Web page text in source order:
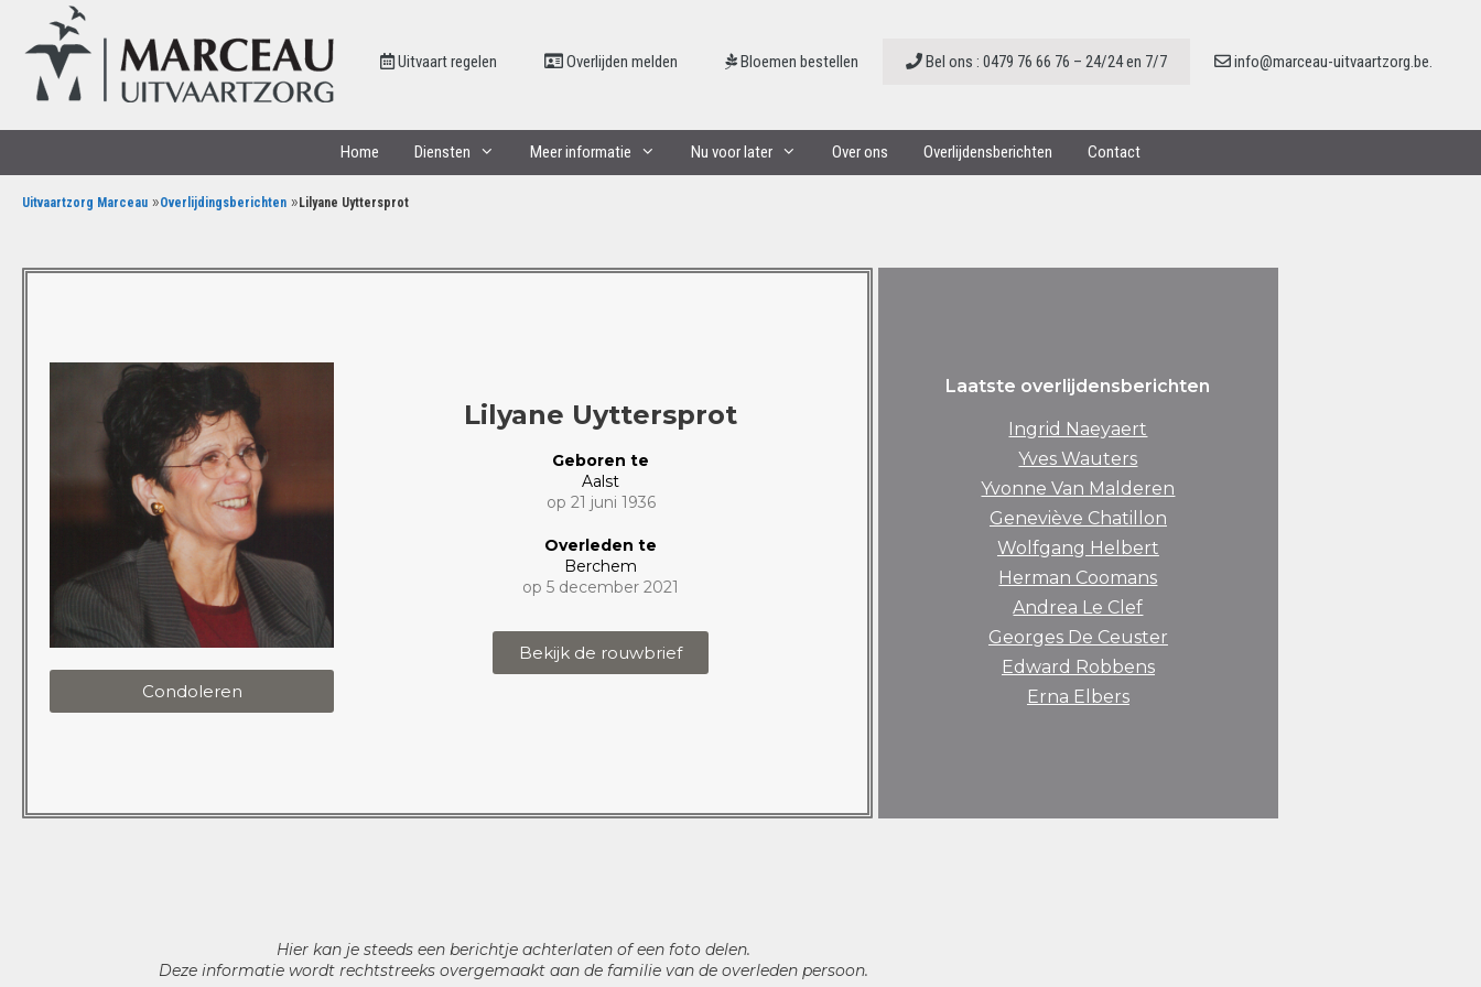
Uitvaart regelen Overlijden melden Bloemen bestellen Bel ons : 0479 76 66 76 – 24/24 en 7/7 info@marceau-uitvaartzorg.be.
Home Diensten Meer informatie Nu voor later Over ons Overlijdensberichten Contact
Uitvaartzorg Marceau »Overlijdingsberichten » Lilyane Uyttersprot
Condoleren
Lilyane Uyttersprot
Geboren te
Aalst
op 21 juni 1936
Overleden te
Berchem
op 5 december 2021
Bekijk de rouwbrief
Laatste overlijdensberichten
Ingrid Naeyaert
Yves Wauters
Yvonne Van Malderen
Geneviève Chatillon
Wolfgang Helbert
Herman Coomans
Andrea Le Clef
Georges De Ceuster
Edward Robbens
Erna Elbers
Hier kan je steeds een berichtje achterlaten of een foto delen.
Deze informatie wordt rechtstreeks overgemaakt aan de familie van de overleden persoon.